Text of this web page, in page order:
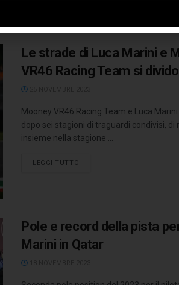
Le strade di Luca Marini e
VR46 Racing Team si
Mooney VR46 Racing Team e Luca
dopo sei stagioni di traguardi condivisi, di
insieme nella stagione ...
LEGGI TUTTO
Pole e record della pista
Marini in Qatar